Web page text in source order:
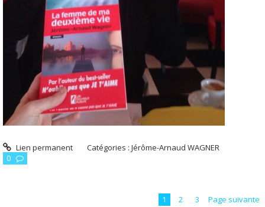
Lien permanent Catégories :Jérôme-Arnaud WAGNER
0
1 2 3 Page suivante